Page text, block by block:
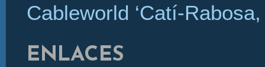
Cableworld ‘Catí-
ENLACES